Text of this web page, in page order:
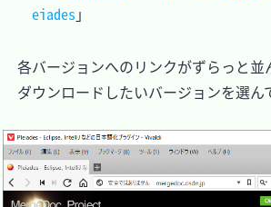
eiades
各バージョンへのリンクがずらっと並
ダウンロードしたいバージョンを選ん